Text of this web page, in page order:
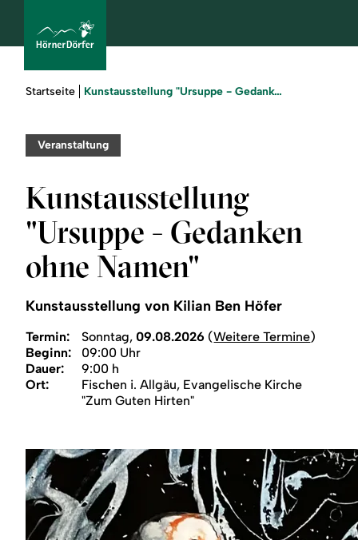
Urlaub
buchen
Sommer
Region
Service
Sie
Startseite Kunstausstellung "Ursuppe - Gedanken ohne Namen"
Veranstaltung
Kunstausstellung
"Ursuppe - Gedanken
ohne Namen"
Kunstausstellung von Kilian Ben Höfer
Termin: Sonntag,09.08.2026 (Weitere Termine)
Beginn:
09:00 Uhr
Dauer:
9:00 h
Ort:
Fischen i. Allgäu, Evangelische Kirche
"Zum Guten Hirten"